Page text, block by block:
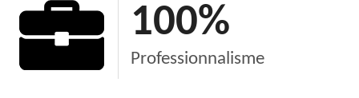
100%
Professionnalisme